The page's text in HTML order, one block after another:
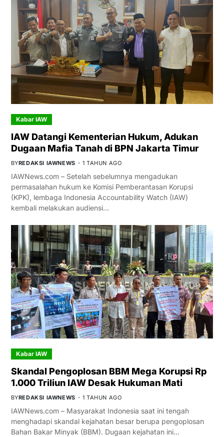
Kabar IAW
IAW Datangi Kementerian Hukum, Adukan
Dugaan Mafia Tanah di BPN Jakarta Timur
BYREDAKSI IAWNEWS 1 TAHUN AGO
IAWNews.com – Setelah sebelumnya mengadukan
permasalahan hukum ke Komisi Pemberantasan Korupsi
(KPK), lembaga Indonesia Accountability Watch (IAW)
kembali melakukan audiensi…
Kabar IAW
Skandal Pengoplosan BBM Mega Korupsi Rp
1.000 Triliun IAW Desak Hukuman Mati
BYREDAKSI IAWNEWS 1 TAHUN AGO
IAWNews.com – Masyarakat Indonesia saat ini tengah
menghadapi skandal kejahatan besar berupa pengoplosan
Bahan Bakar Minyak (BBM). Dugaan kejahatan ini…